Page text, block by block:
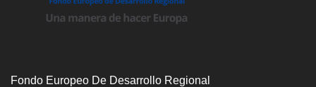
Fondo Europeo De Desarrollo Regional